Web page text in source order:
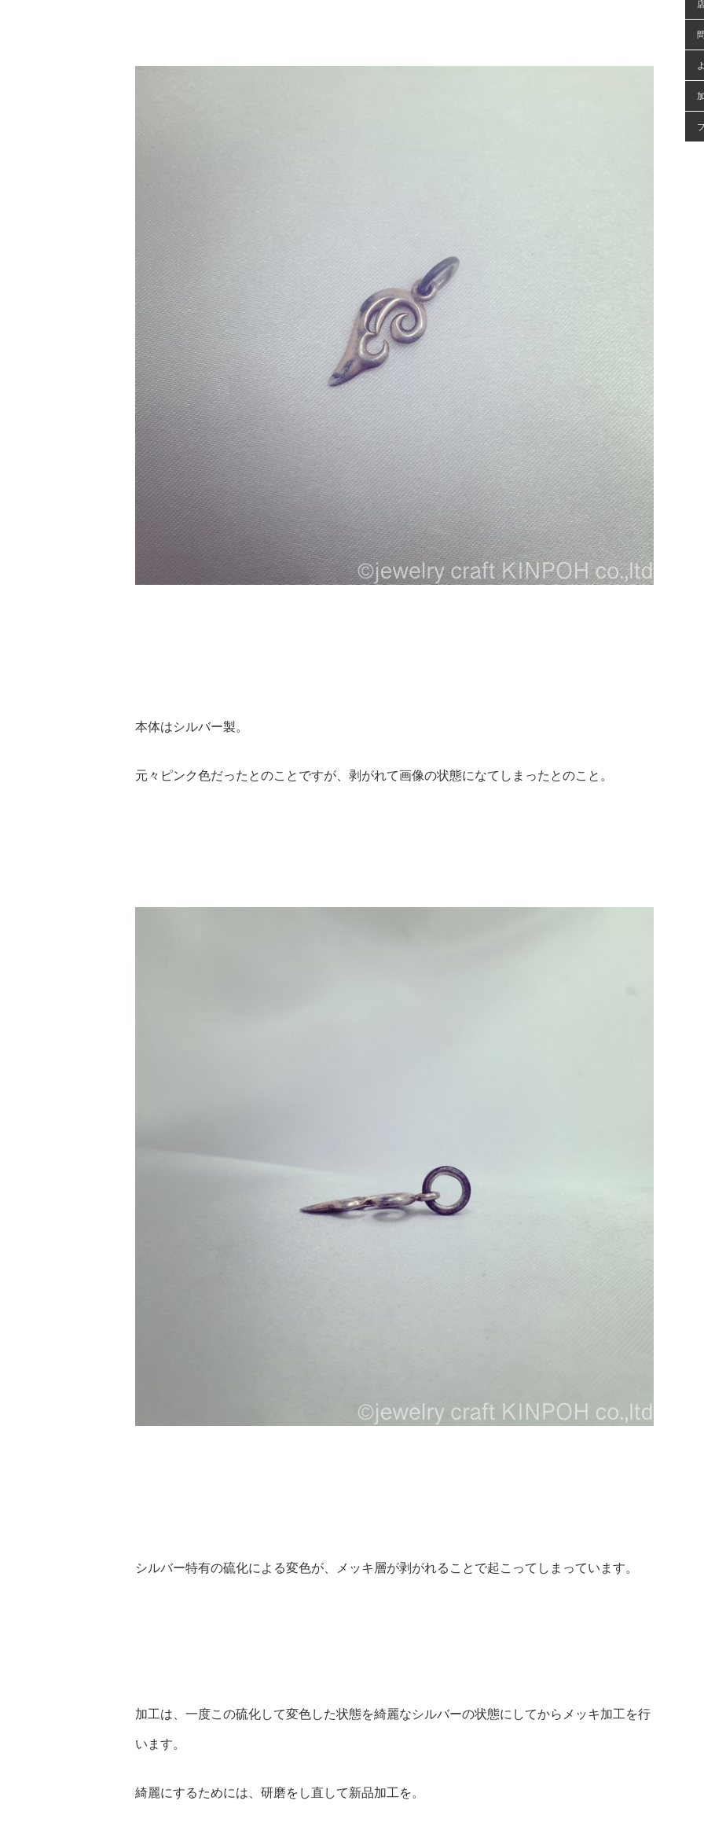
本体はシルバー製。
元々ピンク色だったとのことですが、剥がれて画像の状態になてしまったとのこと。
シルバー特有の硫化による変色が、メッキ層が剥がれることで起こってしまっています。
加工は、一度この硫化して変色した状態を綺麗なシルバーの状態にしてからメッキ加工を行
います。
綺麗にするためには、研磨をし直して新品加工を。